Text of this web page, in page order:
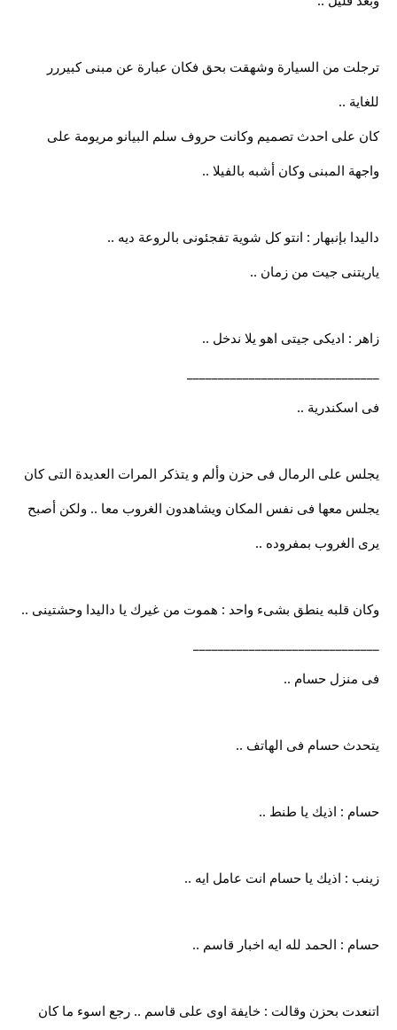
ترجلت من السيارة وشهقت بحق فكان عبارة عن مبنى كبيررر
للغاية ..
كان على احدث تصميم وكانت حروف سلم البيانو مريومة على
واجهة المبنى وكان أشبه بالفيلا ..
داليدا بإنبهار : انتو كل شوية تفجئونى بالروعة ديه ..
ياريتنى جيت من زمان ..
زاهر : اديكى جيتى اهو يلا ندخل ..
فى اسكندرية ..
يجلس على الرمال فى حزن وألم و يتذكر المرات العديدة التى كان
يجلس معها فى نفس المكان ويشاهدون الغروب معا .. ولكن أصبح
يرى الغروب بمفروده ..
وكان قلبه ينطق بشىء واحد : هموت من غيرك يا داليدا وحشتينى ..
فى منزل حسام ..
يتحدث حسام فى الهاتف ..
حسام : اذيك يا طنط ..
زينب : اذيك يا حسام انت عامل ايه ..
حسام : الحمد لله ايه اخبار قاسم ..
اتنعدت بحزن وقالت : خايفة اوى على قاسم .. رجع اسوء ما كان